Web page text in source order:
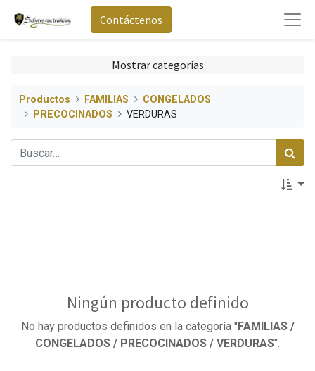
Contáctenos
Mostrar categorías
Productos FAMILIAS
CONGELADOS
PRECOCINADOS
VERDURAS
Ningún producto definido
No hay productos definidos en la categoría " FAMILIAS /
CONGELADOS / PRECOCINADOS / VERDURAS".